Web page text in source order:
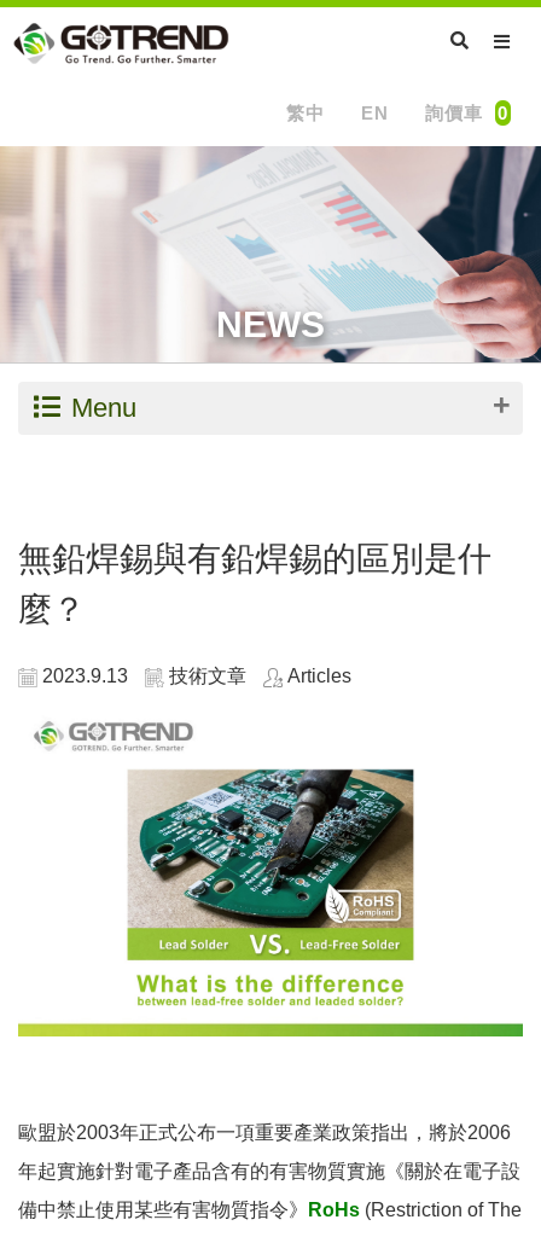
繁中 EN 詢價車 0
NEWS
Menu
無鉛焊錫與有鉛焊錫的區別是什
麼？
2023.9.13 技術文章 Articles
歐盟於2003年正式公布一項重要產業政策指出，將於2006
年起實施針對電子產品含有的有害物質實施《關於在電子設
備中禁止使用某些有害物質指令》
RoHs (Restriction of The